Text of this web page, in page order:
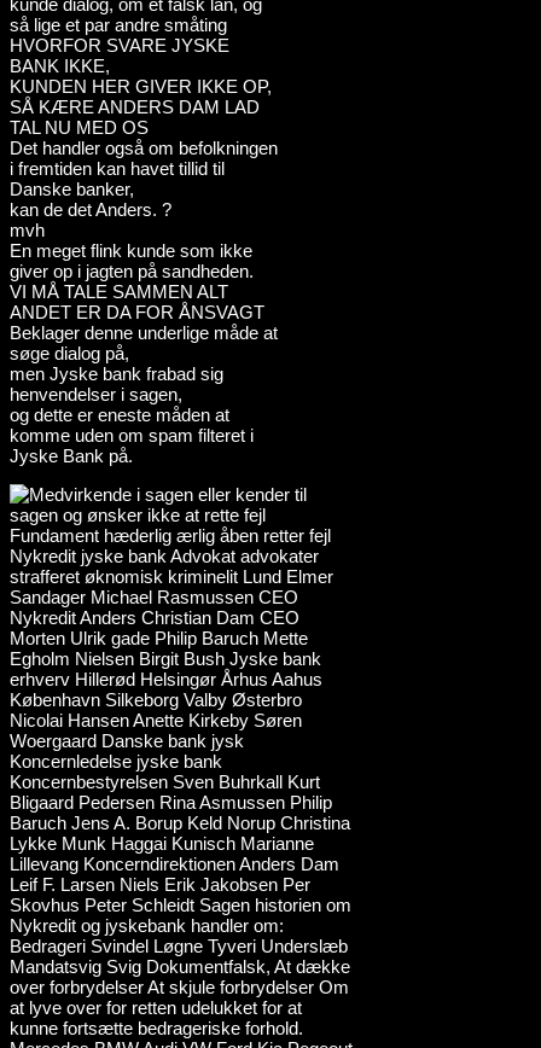
kunde dialog, om et falsk lån, og
så lige et par andre småting
HVORFOR SVARE JYSKE
BANK IKKE,
KUNDEN HER GIVER IKKE OP,
SÅ KÆRE ANDERS DAM LAD
TAL NU MED OS
Det handler også om befolkningen
i fremtiden kan havet tillid til
Danske banker,
kan de det Anders. ?
mvh
En meget flink kunde som ikke
giver op i jagten på sandheden.
VI MÅ TALE SAMMEN ALT
ANDET ER DA FOR ÅNSVAGT
Beklager denne underlige måde at
søge dialog på,
men Jyske bank frabad sig
henvendelser i sagen,
og dette er eneste måden at
komme uden om spam filteret i
Jyske Bank på.